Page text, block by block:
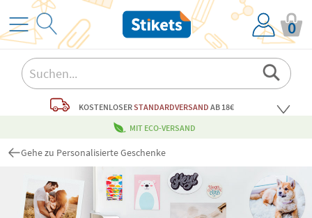
0
KOSTENLOSERSTANDARDVERSAND AB 18€
MIT ECO-VERSAND
Gehe zu Personalisierte Geschenke